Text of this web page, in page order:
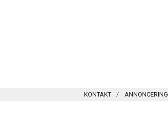
KONTAKT ANNONCERING